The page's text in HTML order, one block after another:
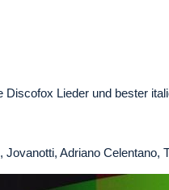
Lieder und bester
Adriano Celentano,